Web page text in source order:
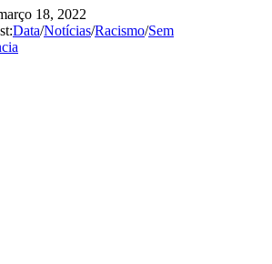
18, 2022
Data/Notícias/Racismo/Sem